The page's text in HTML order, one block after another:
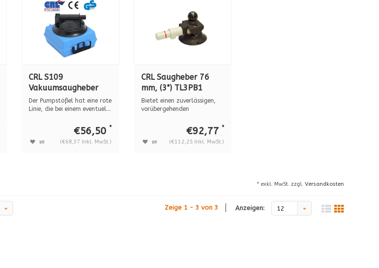
CRL S109
Vakuumsaugheber
mit Pumpe, 57 kg
Tragkraft, für
Der Pumpstößel hat eine rote
Linie, die bei einem eventuel...
€56,50 *
(€68,37 Inkl. MwSt.)
CRL Saugheber 76
mm, (3") TL3PB1
Bietet einen zuverlässigen,
vorübergehenden
€92,77 *
(€112,25 Inkl. MwSt.)
* exkl. MwSt. zzgl. Versandkosten
Zeige 1 - 3 von 3 Anzeigen: 12